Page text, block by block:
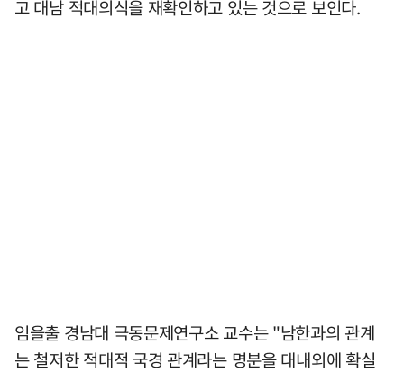
고 대남 적대의식을 재확인하고 있는 것으로 보인다.
임을출 경남대 극동문제연구소 교수는 "남한과의 관계
는 철저한 적대적 국경 관계라는 명분을 대내외에 확실